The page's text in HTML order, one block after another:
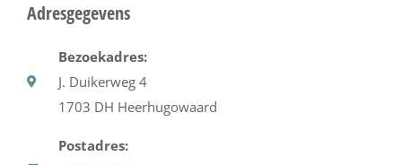
Adresgegevens
Bezoekadres:
J. Duikerweg 4
1703 DH Heerhugowaard
Postadres: